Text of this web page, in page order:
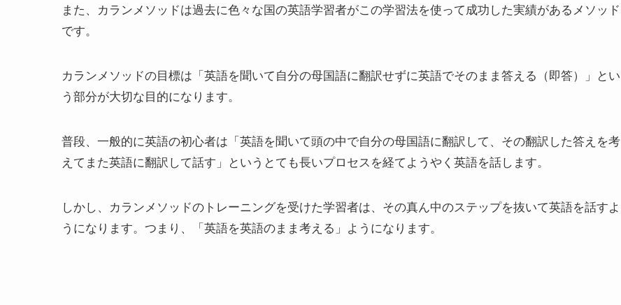
また、カランメソッドは過去に色々な国の英語学習者がこの学習法を使って成功した実績があるメソッド
です。
カランメソッドの目標は「英語を聞いて自分の母国語に翻訳せずに英語でそのまま答える（即答）」とい
う部分が大切な目的になります。
普段、一般的に英語の初心者は「英語を聞いて頭の中で自分の母国語に翻訳して、その翻訳した答えを考
えてまた英語に翻訳して話す」というとても長いプロセスを経てようやく英語を話します。
しかし、カランメソッドのトレーニングを受けた学習者は、その真ん中のステップを抜いて英語を話すよ
うになります。つまり、「英語を英語のまま考える」ようになります。